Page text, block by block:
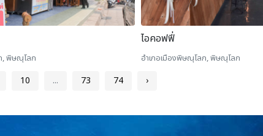
, พิษณุโลก
ไอคอฟฟี่
อำเภอเมืองพิษณุโลก, พิษณุโลก
10 ... 73 74 ›